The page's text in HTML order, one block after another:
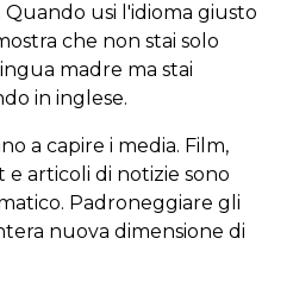
usi l'idioma giusto
che non stai solo
madre ma stai
in inglese.
a capire i media. Film,
e articoli di notizie sono
Padroneggiare gli
nuova dimensione di